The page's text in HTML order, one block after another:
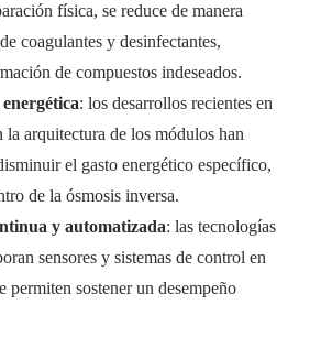
física, se reduce de manera
coagulantes y desinfectantes,
de compuestos indeseados.
: los desarrollos recientes en
la arquitectura de los módulos han
el gasto energético específico,
de la ósmosis inversa.
y automatizada: las tecnologías
sensores y sistemas de control en
permiten sostener un desempeño